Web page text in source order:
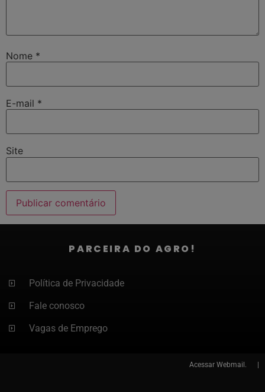
Nome *
E-mail *
Site
PARCEIRA DO AGRO!
Política de Privacidade
Fale conosco
Vagas de Emprego
Acessar Webmail. |